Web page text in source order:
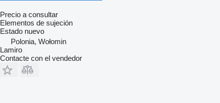
Precio a consultar
Elementos de sujeción
Estado nuevo
Polonia, Wołomin
Lamiro
Contacte con el vendedor